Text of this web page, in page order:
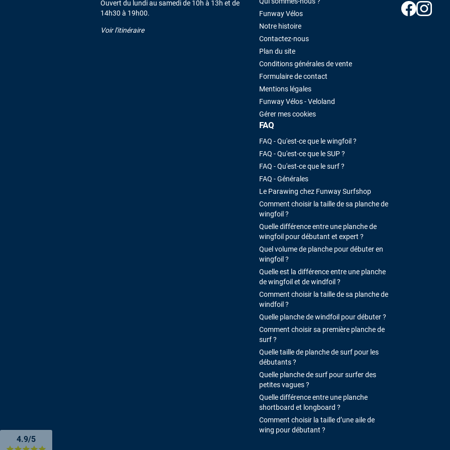
Ouvert du lundi au samedi de 10h à 13h et de
14h30 à 19h00.
Voir l'itinéraire
Funway Vélos
Notre histoire
Contactez-nous
Plan du site
Conditions générales de vente
Formulaire de contact
Mentions légales
Funway Vélos - Veloland
Gérer mes cookies
FAQ
FAQ - Qu'est-ce que le wingfoil ?
FAQ - Qu'est-ce que le SUP ?
FAQ - Qu'est-ce que le surf ?
FAQ - Générales
Le Parawing chez Funway Surfshop
Comment choisir la taille de sa planche de
wingfoil ?
Quelle différence entre une planche de
wingfoil pour débutant et expert ?
Quel volume de planche pour débuter en
wingfoil ?
Quelle est la différence entre une planche
de wingfoil et de windfoil ?
Comment choisir la taille de sa planche de
windfoil ?
Quelle planche de windfoil pour débuter ?
Comment choisir sa première planche de
surf ?
Quelle taille de planche de surf pour les
débutants ?
Quelle planche de surf pour surfer des
petites vagues ?
Quelle différence entre une planche
shortboard et longboard ?
Comment choisir la taille d’une aile de
wing pour débutant ?
4.9/5